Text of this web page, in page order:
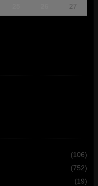
27
(106)
(752)
(19)